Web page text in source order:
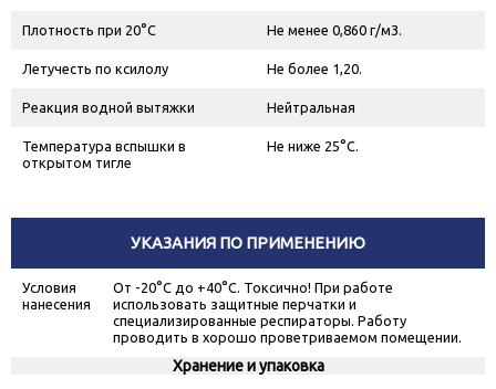
Плотность при 20°С Не менее 0,860 г/м3.
Летучесть по ксилолу Не более 1,20.
Реакция водной вытяжки Нейтральная
Температура вспышки в
открытом тигле
Не ниже 25°С.
УКАЗАНИЯ ПО ПРИМЕНЕНИЮ
Условия
нанесения
От -20°С до +40°С. Токсично! При работе
использовать защитные перчатки и
специализированные респираторы. Работу
проводить в хорошо проветриваемом помещении.
Хранение и упаковка